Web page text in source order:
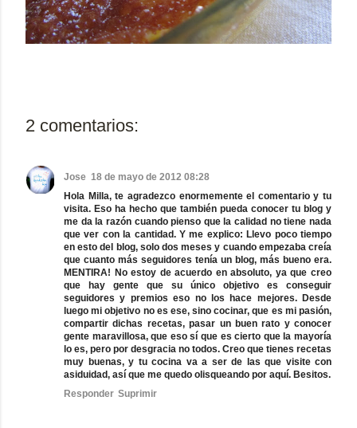
2 comentarios:
Jose 18 de mayo de 2012 08:28
Hola Milla, te agradezco enormemente el comentario y tu
visita. Eso ha hecho que también pueda conocer tu blog y
me da la razón cuando pienso que la calidad no tiene nada
que ver con la cantidad. Y me explico: Llevo poco tiempo
en esto del blog, solo dos meses y cuando empezaba creía
que cuanto más seguidores tenía un blog, más bueno era.
MENTIRA! No estoy de acuerdo en absoluto, ya que creo
que hay gente que su único objetivo es conseguir
seguidores y premios eso no los hace mejores. Desde
luego mi objetivo no es ese, sino cocinar, que es mi pasión,
compartir dichas recetas, pasar un buen rato y conocer
gente maravillosa, que eso sí que es cierto que la mayoría
lo es, pero por desgracia no todos. Creo que tienes recetas
muy buenas, y tu cocina va a ser de las que visite con
asiduidad, así que me quedo olisqueando por aquí. Besitos.
Responder Suprimir